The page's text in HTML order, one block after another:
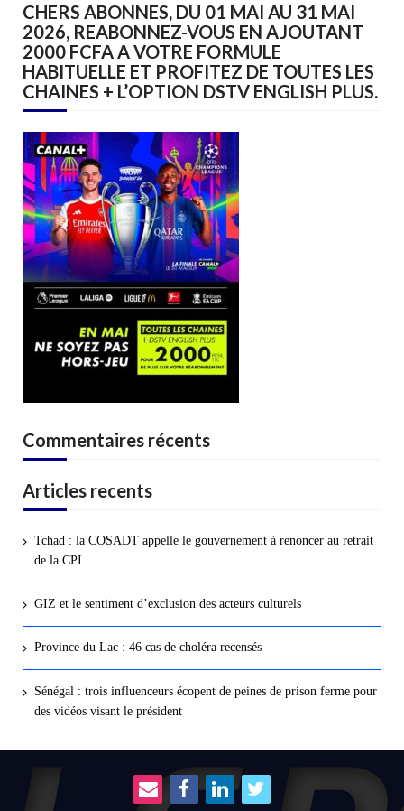
CHERS ABONNES, DU 01 MAI AU 31 MAI
2026, REABONNEZ-VOUS EN AJOUTANT
2000 FCFA A VOTRE FORMULE
HABITUELLE ET PROFITEZ DE TOUTES LES
CHAINES + L’OPTION DSTV ENGLISH PLUS.
Commentaires récents
Articles recents
Tchad : la COSADT appelle le gouvernement à renoncer au retrait
de la CPI
GIZ et le sentiment d’exclusion des acteurs culturels
Province du Lac : 46 cas de choléra recensés
Sénégal : trois influenceurs écopent de peines de prison ferme pour
des vidéos visant le président